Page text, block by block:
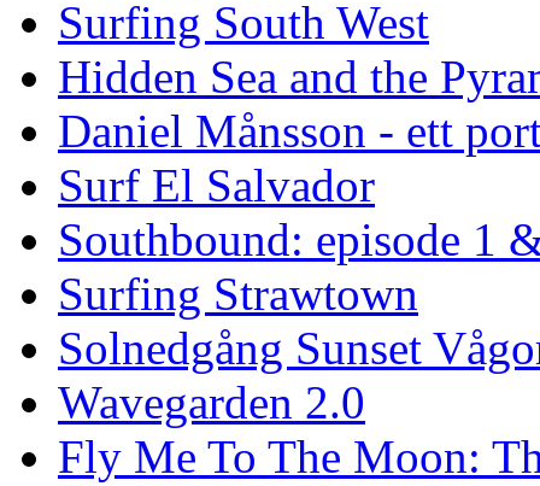
Surfing South West
Hidden Sea and the
Daniel Månsson - ett
Surf El Salvador
Southbound: episode 1
Surfing Strawtown
Solnedgång Sunset
Wavegarden 2.0
Fly Me To The Moon: